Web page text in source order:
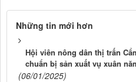
Những tin mới hơn
Hội viên nông dân thị trấn
chuẩn bị sản xuất vụ xuân
(06/01/2025)